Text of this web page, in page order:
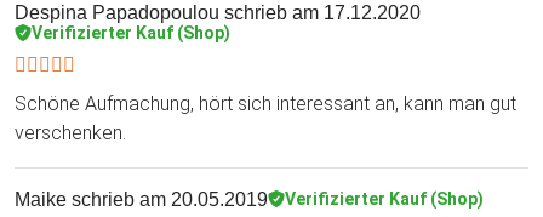
Despina Papadopoulou schrieb am 17.12.2020
Verifizierter Kauf (Shop)
Schöne Aufmachung, hört sich interessant an, kann man gut
verschenken.
Maike schrieb am 20.05.2019 Verifizierter Kauf (Shop)